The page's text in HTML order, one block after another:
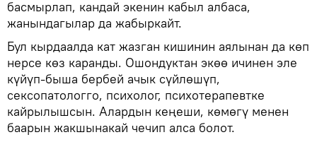
басмырлап, кандай экенин кабыл албаса,
жанындагылар да жабыркайт.
Бул кырдаалда кат жазган кишинин аялынан да көп
нерсе көз каранды. Ошондуктан экөө ичинен эле
күйүп-быша бербей ачык сүйлөшүп,
сексопатологго, психолог, психотерапевтке
кайрылышсын. Алардын кеңеши, көмөгү менен
баарын жакшынакай чечип алса болот.